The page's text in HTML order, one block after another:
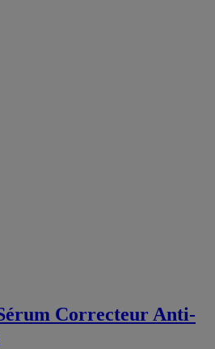
Correcteur Anti-